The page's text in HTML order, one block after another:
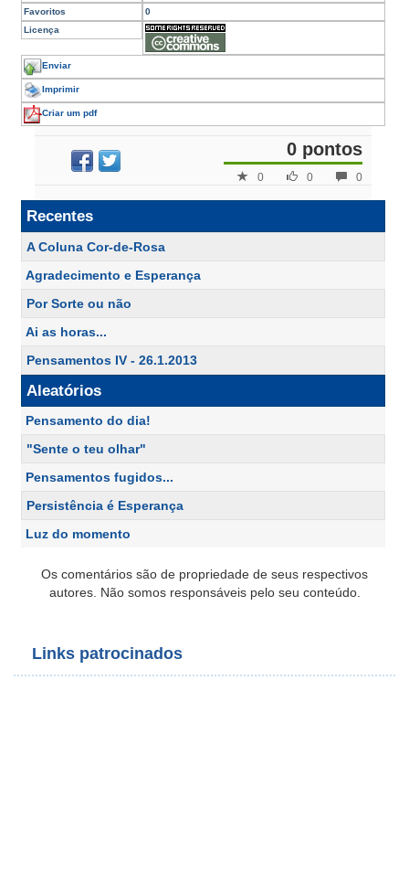
Favoritos
0
Licença
Enviar
Imprimir
Criar um pdf
0 pontos
0
0
0
Recentes
A Coluna Cor-de-Rosa
Agradecimento e Esperança
Por Sorte ou não
Ai as horas...
Pensamentos IV - 26.1.2013
Aleatórios
Pensamento do dia!
"Sente o teu olhar"
Pensamentos fugidos...
Persistência é Esperança
Luz do momento
Os comentários são de propriedade de seus respectivos
autores. Não somos responsáveis pelo seu conteúdo.
Links patrocinados